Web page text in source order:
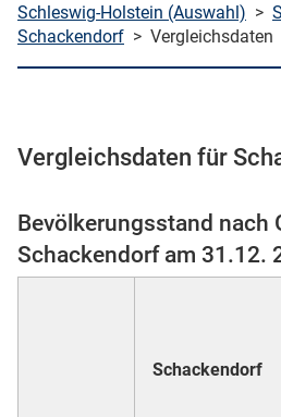
Schleswig-Holstein (Auswahl) >
Schackendorf > Vergleichsdaten
Vergleichsdaten für
Bevölkerungsstand nach
Schackendorf am 31.12.
Schackendorf